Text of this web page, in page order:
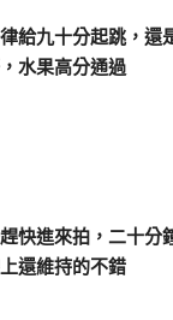
給九十分起跳，還
水果高分通過
快進來拍，二十分
還維持的不錯